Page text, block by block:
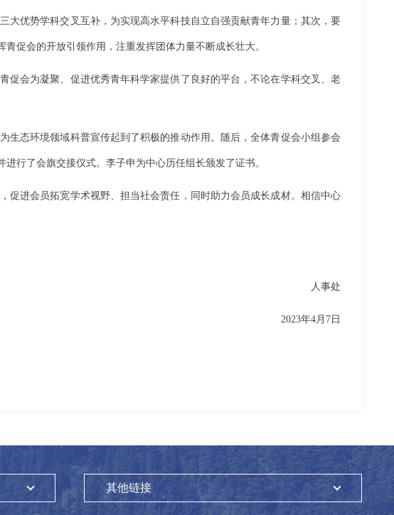
大优势学科交叉互补，为实现高水平科技自立自强贡献青年力量；其次，要
促会的开放引领作用，注重发挥团体力量不断成长壮大。
促会为凝聚、促进优秀青年科学家提供了良好的平台，不论在学科交叉、老
态环境领域科普宣传起到了积极的推动作用。随后，全体青促会小组参会
行了会旗交接仪式。李子申为中心历任组长颁发了证书。
促进会员拓宽学术视野、担当社会责任，同时助力会员成长成材。相信中心
人事处
2023年4月7日
其他链接